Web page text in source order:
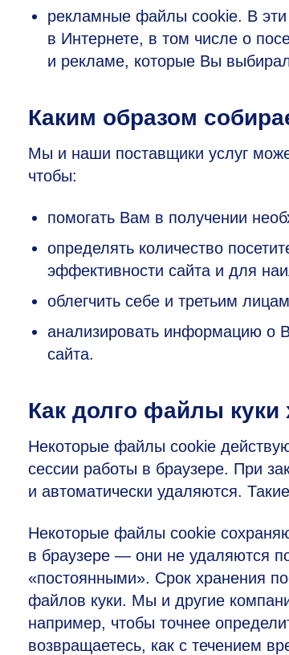
рекламные файлы cookie. В
в Интернете, в том числе о
и рекламе, которые Вы
Каким образом
Мы и наши поставщики услуг
чтобы:
помогать Вам в получении
определять количество
эффективности сайта и для
облегчить себе и третьим
анализировать информацию о
сайта.
Как долго файлы куки
Некоторые файлы cookie
сессии работы в браузере. При
и автоматически удаляются.
Некоторые файлы cookie
в браузере — они не удаляются
«постоянными». Срок хранения
файлов куки. Мы и другие
например, чтобы точнее
возвращаетесь, как с течением